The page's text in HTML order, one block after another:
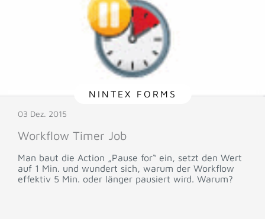
NINTEX FORMS
03 Dez. 2015
Workflow Timer Job
Man baut die Action „Pause for“ ein, setzt den Wert
auf 1 Min. und wundert sich, warum der Workflow
effektiv 5 Min. oder länger pausiert wird. Warum?